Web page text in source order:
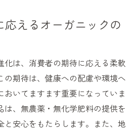
えるオーガニックの
化は、消費者の期待に応える柔軟
の期待は、健康への配慮や環境へ
おいてますます重要になっていま
は、無農薬・無化学肥料の提供を
と安心をもたらします。また、地